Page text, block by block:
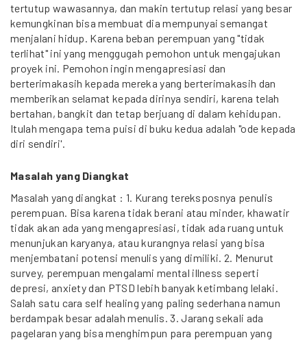
tertutup wawasannya, dan makin tertutup relasi yang besar
kemungkinan bisa membuat dia mempunyai semangat
menjalani hidup. Karena beban perempuan yang "tidak
terlihat" ini yang menggugah pemohon untuk mengajukan
proyek ini. Pemohon ingin mengapresiasi dan
berterimakasih kepada mereka yang berterimakasih dan
memberikan selamat kepada dirinya sendiri, karena telah
bertahan, bangkit dan tetap berjuang di dalam kehidupan.
Itulah mengapa tema puisi di buku kedua adalah "ode kepada
diri sendiri'.
Masalah yang Diangkat
Masalah yang diangkat : 1. Kurang tereksposnya penulis
perempuan. Bisa karena tidak berani atau minder, khawatir
tidak akan ada yang mengapresiasi, tidak ada ruang untuk
menunjukan karyanya, atau kurangnya relasi yang bisa
menjembatani potensi menulis yang dimiliki. 2. Menurut
survey, perempuan mengalami mental illness seperti
depresi, anxiety dan PTSD lebih banyak ketimbang lelaki.
Salah satu cara self healing yang paling sederhana namun
berdampak besar adalah menulis. 3. Jarang sekali ada
pagelaran yang bisa menghimpun para perempuan yang